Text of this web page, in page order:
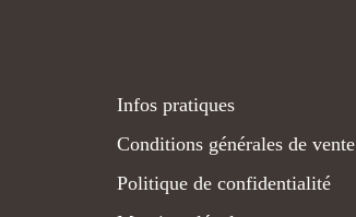
Infos pratiques
Conditions générales de vente
Politique de confidentialité